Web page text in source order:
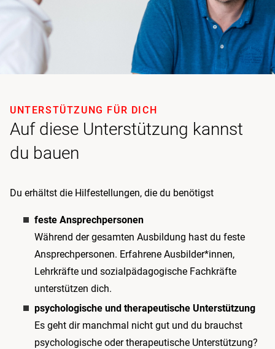
Auf diese Unterstützung kannst
du bauen
UNTERSTÜTZUNG FÜR DICH
Du erhältst die Hilfestellungen, die du benötigst
feste Ansprechpersonen
Während der gesamten Ausbildung hast du feste
Ansprechpersonen. Erfahrene Ausbilder*innen,
Lehrkräfte und sozialpädagogische Fachkräfte
unterstützen dich.
psychologische und therapeutische Unterstützung
Es geht dir manchmal nicht gut und du brauchst
psychologische oder therapeutische Unterstützung?